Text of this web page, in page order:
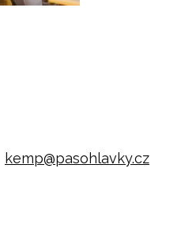
kemp@pasohlavky.cz